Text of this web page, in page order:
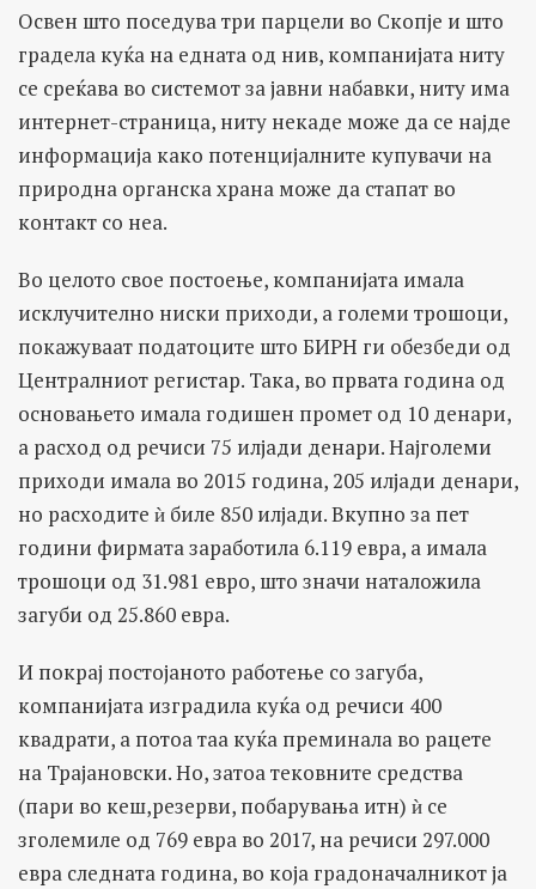
Освен што поседува три парцели во Скопје и што
градела куќа на едната од нив, компанијата ниту
се среќава во системот за јавни набавки, ниту има
интернет-страница, ниту некаде може да се најде
информација како потенцијалните купувачи на
природна органска храна може да стапат во
контакт со неа.
Во целото свое постоење, компанијата имала
исклучително ниски приходи, а големи трошоци,
покажуваат податоците што БИРН ги обезбеди од
Централниот регистар. Така, во првата година од
основањето имала годишен промет од 10 денари,
а расход од речиси 75 илјади денари. Најголеми
приходи имала во 2015 година, 205 илјади денари,
но расходите ѝ биле 850 илјади. Вкупно за пет
години фирмата заработила 6.119 евра, а имала
трошоци од 31.981 евро, што значи наталожила
загуби од 25.860 евра.
И покрај постојаното работење со загуба,
компанијата изградила куќа од речиси 400
квадрати, а потоа таа куќа преминала во рацете
на Трајановски. Но, затоа тековните средства
(пари во кеш,резерви, побарувања итн) ѝ се
зголемиле од 769 евра во 2017, на речиси 297.000
евра следната година, во која градоначалникот ја